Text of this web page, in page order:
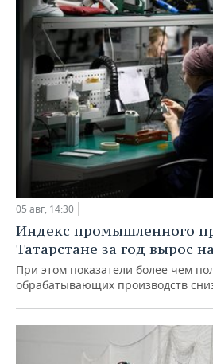
05 авг, 14:30
Индекс промышленного
Татарстане за год вырос
При этом показатели более чем
обрабатывающих производств